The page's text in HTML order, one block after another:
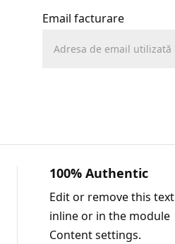
Email facturare
100% Authentic
Edit or remove this text
inline or in the module
Content settings.